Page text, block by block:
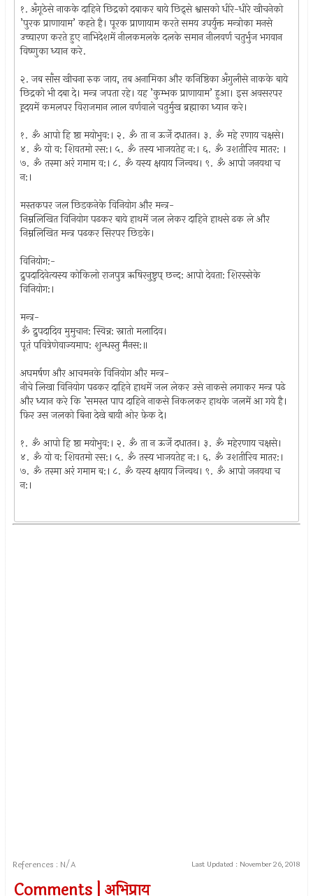
१. अँगूठेसे नाकके दाहिने छिद्रको दबाकर बाये छिद्र्से श्वासको धीरे-धीरे खीचनेको
’पुरक प्राणायाम’ कह्ते है। पूरक प्राणायाम करते समय उपर्युक्त मन्त्रोका मनसे
उच्चारण करते हुए नाभिदेशमें नीलकमलके दलके समान नीलवर्ण चतुर्भुज भगवान
विष्णुका ध्यान करे.
२. जब साँस खीचना रुक जाय, तब अनामिका और कनिष्ठिका अँगुलीसे नाकके बाये
छिद्रको भी दबा दे। मन्त्र जपता रहे। यह ’कुम्भक प्राणायाम’ हुआ। इस अवसरपर
ह्र्दयमें कमलपर विराजमान लाल वर्णवाले चतुर्मुख ब्रह्माका ध्यान करे।
१. ॐ आपो हि ष्ठा मयोभुव:। २. ॐ ता न ऊर्जे दधातन। ३. ॐ महे रणाय चक्षसे।
४. ॐ यो व: शिवतमो रस:। ५. ॐ तस्य भाजयतेह न:। ६. ॐ उशतीरिव मातर: ।
७. ॐ तस्मा अरं गमाम व:। ८. ॐ यस्य क्षयाय जिन्वथ। ९. ॐ आपो जनयथा च
न:।
मस्तकपर जल छिडकनेके विनियोग और मन्त्र-
निम्नलिखित विनियोग पढकर बाये हाथमें जल लेकर दाहिने हाथसे ढक ले और
निम्नलिखित मन्त्र पढकर सिरपर छिडके।
विनियोग:-
द्रुपदादिवेत्यस्य कोकिलो राजपुत्र ऋषिरनुष्टुप् छन्द: आपो देवता: शिरस्सेके
विनियोग:।
मन्त्र-
ॐ द्रुपदादिव मुमुचान: स्विन्न: स्नातो मलादिव।
पूतं पवित्रेणेवाज्यमाप: शुन्धस्तु मैनस:॥
अघमर्षण और आचमनके विनियोग और मन्त्र-
नीचे लिखा विनियोग पढकर दाहिने हाथमें जल लेकर उसे नाकसे लगाकर मन्त्र पढे
और ध्यान करे कि ’समस्त पाप दाहिने नाकसे निकलकर हाथके जलमें आ गये है।
फ़िर उस जलको बिना देखे बायी ओर फ़ेक दे।
१. ॐ आपो हि ष्ठा मयोभुव:। २. ॐ ता न ऊर्जे दधातन। ३. ॐ महेरणाय चक्षसे।
४. ॐ यो व: शिवतमो रस:। ५. ॐ तस्य भाजयतेह न:। ६. ॐ उशतीरिव मातर:।
७. ॐ तस्मा अरं गमाम ब:। ८. ॐ यस्य क्षयाय जिन्वथ। ९. ॐ आपो जनयथा च
न:।
References : N/A Last Updated : November 26, 2018
Comments | अभिप्राय